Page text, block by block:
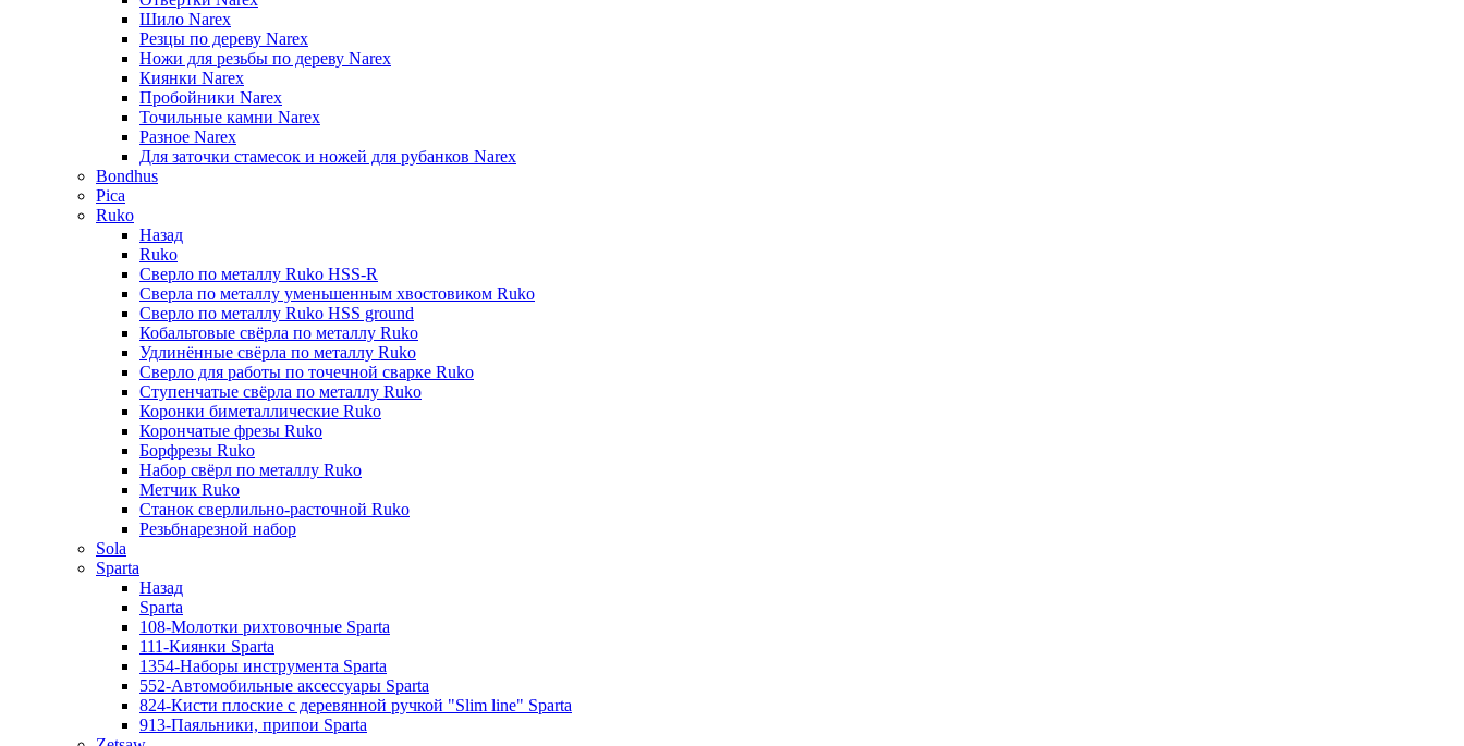
Шило Narex
Резцы по дереву Narex
Ножи для резьбы по дереву Narex
Киянки Narex
Пробойники Narex
Точильные камни Narex
Разное Narex
Для заточки стамесок и ножей для рубанков Narex
Bondhus
Pica
Ruko
Назад
Ruko
Сверло по металлу Ruko HSS-R
Сверла по металлу уменьшенным хвостовиком Ruko
Сверло по металлу Ruko HSS ground
Кобальтовые свёрла по металлу Ruko
Удлинённые свёрла по металлу Ruko
Сверло для работы по точечной сварке Ruko
Ступенчатые свёрла по металлу Ruko
Коронки биметаллические Ruko
Корончатые фрезы Ruko
Борфрезы Ruko
Набор свёрл по металлу Ruko
Метчик Ruko
Станок сверлильно-расточной Ruko
Резьбнарезной набор
Sola
Sparta
Назад
Sparta
108-Молотки рихтовочные Sparta
111-Киянки Sparta
1354-Наборы инструмента Sparta
552-Автомобильные аксессуары Sparta
824-Кисти плоские с деревянной ручкой "Slim line" Sparta
913-Паяльники, припои Sparta